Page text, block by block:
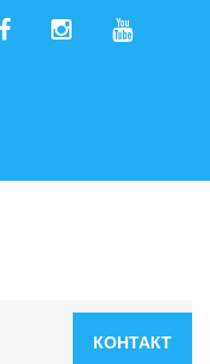
КОНТАКТ